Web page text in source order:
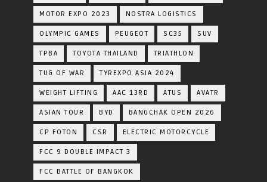
MOTOR EXPO 2023 NOSTRA LOGISTICS
OLYMPIC GAMES PEUGEOT SC35 SUV
TPBA TOYOTA​ THAILAND​ TRIATHLON
TUG OF WAR TYREXPO ASIA 2024
WEIGHT LIFTING AAC 13RD ATUS AVATR
ASIAN TOUR BYD BANGCHAK OPEN 2026
CP FOTON CSR ELECTRIC MOTORCYCLE
FCC 9 DOUBLE IMPACT 3
FCC BATTLE OF BANGKOK